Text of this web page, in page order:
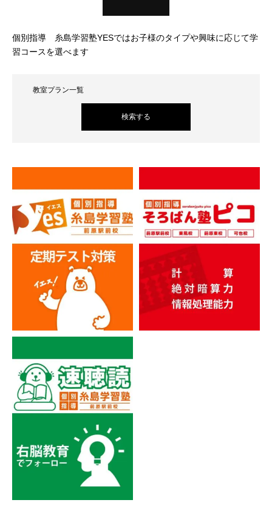
個別指導 糸島学習塾YESではお子様のタイプや興味に応じて学
習コースを選べます
教室プラン一覧